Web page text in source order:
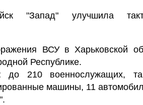
"Запад" улучшила
ВСУ в Харьковской
Республике.
до 210 военнослужащих,
машины, 11